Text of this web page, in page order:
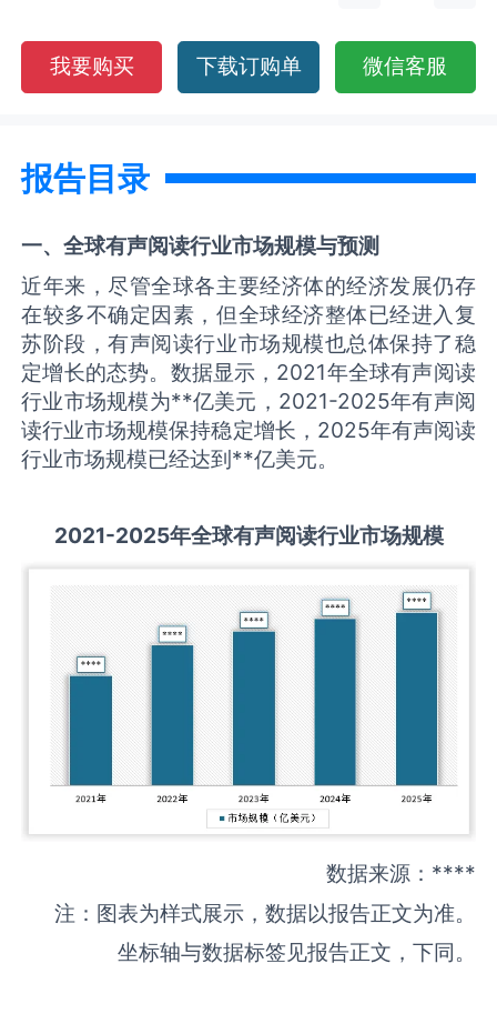
我要购买 下载订购单 微信客服
报告目录
一、全球有声阅读行业市场规模与预测
近年来，尽管全球各主要经济体的经济发展仍存
在较多不确定因素，但全球经济整体已经进入复
苏阶段，有声阅读行业市场规模也总体保持了稳
定增长的态势。数据显示，2021年全球有声阅读
行业市场规模为**亿美元，2021-2025年有声阅
读行业市场规模保持稳定增长，2025年有声阅读
行业市场规模已经达到**亿美元。
2021-2025年全球有声阅读行业市场规模
数据来源：****
注：图表为样式展示，数据以报告正文为准。
坐标轴与数据标签见报告正文，下同。